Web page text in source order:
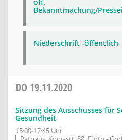
Bekanntmachung/
Niederschrift -öffentlich-
DO 19.11.2020
Sitzung des Ausschusses für
Gesundheit
15:00-17:45 Uhr